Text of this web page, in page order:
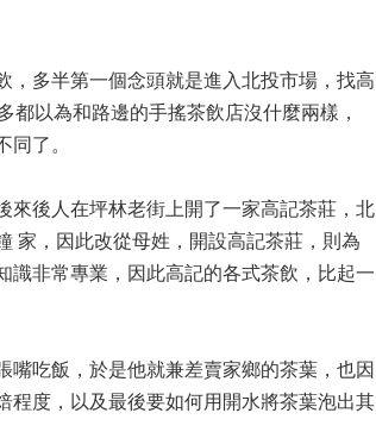
，多半第一個念頭就是進入北投市場，找高
以為和路邊的手搖茶飲店沒什麼兩樣，
了。
來後人在坪林老街上開了一家高記茶莊，北
家，因此改從母姓，開設高記茶莊，則為
識非常專業，因此高記的各式茶飲，比起一
吃飯，於是他就兼差賣家鄉的茶葉，也因
程度，以及最後要如何用開水將茶葉泡出其